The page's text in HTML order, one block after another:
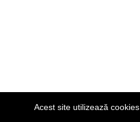
Acest site utilizează cookies